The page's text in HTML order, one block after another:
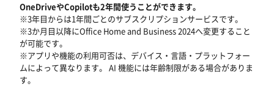
OneDriveやCopilotも2年間使うことができます。
※3年目からは1年間ごとのサブスクリプションサービスです。
※3か月目以降にOffice Home and Business 2024へ変更すること
が可能です。
※アプリや機能の利用可否は、デバイス・言語・プラットフォー
ムによって異なります。 AI 機能には年齢制限がある場合がありま
す。